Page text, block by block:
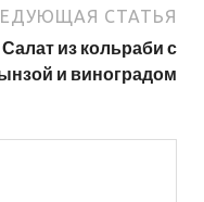
СТАТЬЯ
Салат из кольраби с
и виноградом